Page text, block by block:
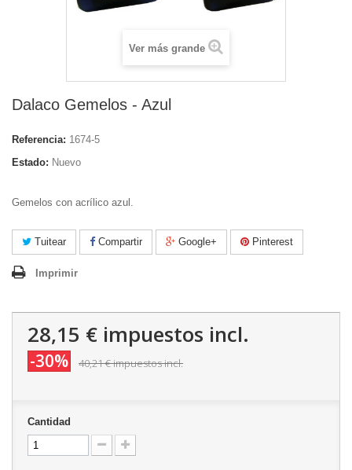
Ver más grande
Dalaco Gemelos - Azul
Referencia: 1674-5
Estado: Nuevo
Gemelos con acrílico azul.
Tuitear Compartir Google+ Pinterest
Imprimir
28,15 € impuestos incl.
-30% 40,21 €impuestos incl.
Cantidad